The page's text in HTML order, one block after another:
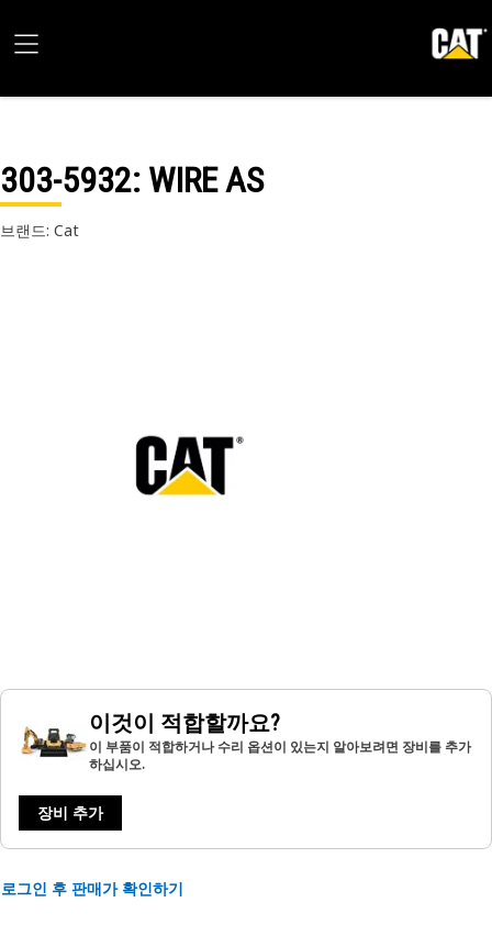
303-5932: WIRE AS
브랜드: Cat
이것이 적합할까요?
이 부품이 적합하거나 수리 옵션이 있는지 알아보려면 장비를 추가
하십시오.
장비 추가
로그인 후 판매가 확인하기